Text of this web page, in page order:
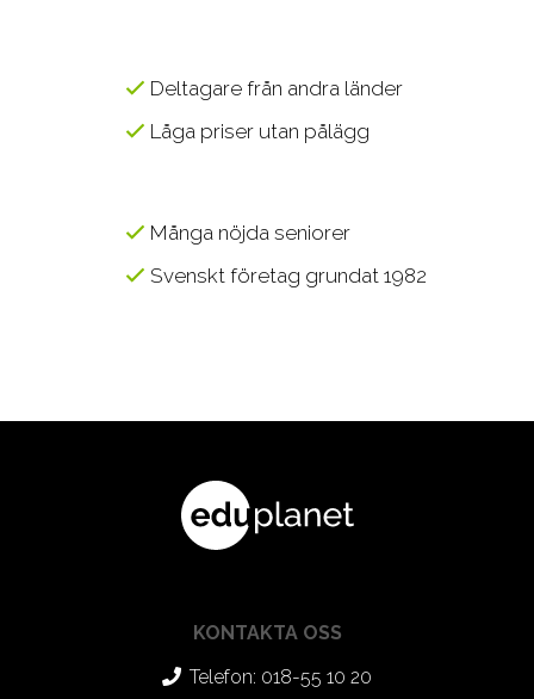
Deltagare från andra länder
Låga priser utan pålägg
Många nöjda seniorer
Svenskt företag grundat 1982
KONTAKTA OSS
Telefon: 018-55 10 20